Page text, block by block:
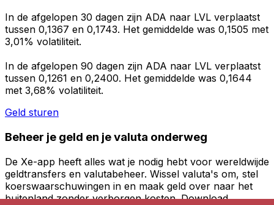
In de afgelopen 30 dagen zijn ADA naar LVL verplaatst
tussen 0,1367 en 0,1743. Het gemiddelde was 0,1505 met
3,01% volatiliteit.
In de afgelopen 90 dagen zijn ADA naar LVL verplaatst
tussen 0,1261 en 0,2400. Het gemiddelde was 0,1644
met 3,68% volatiliteit.
Geld sturen
Beheer je geld en je valuta onderweg
De Xe-app heeft alles wat je nodig hebt voor wereldwijde
geldtransfers en valutabeheer. Wissel valuta's om, stel
koerswaarschuwingen in en maak geld over naar het
buitenland zonder verborgen kosten. Download